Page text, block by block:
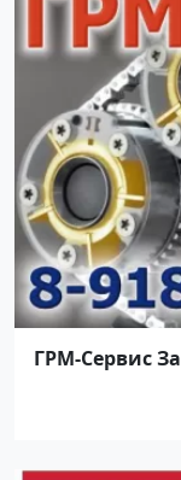
ГРМ-Сервис